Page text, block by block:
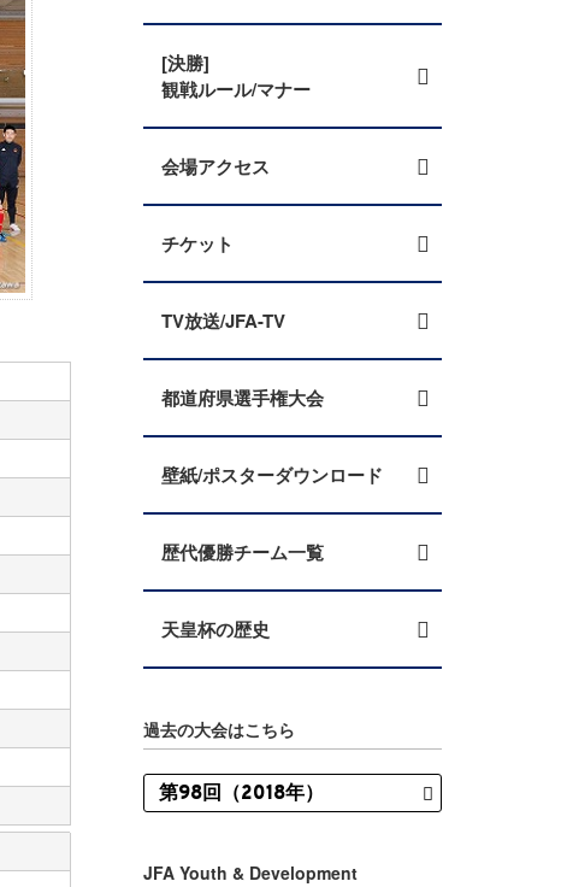
[決勝]
観戦ルール/マナー
会場アクセス
チケット
TV放送/JFA-TV
都道府県選手権大会
壁紙/ポスターダウンロード
歴代優勝チーム一覧
天皇杯の歴史
過去の大会はこちら
JFA Youth & Development